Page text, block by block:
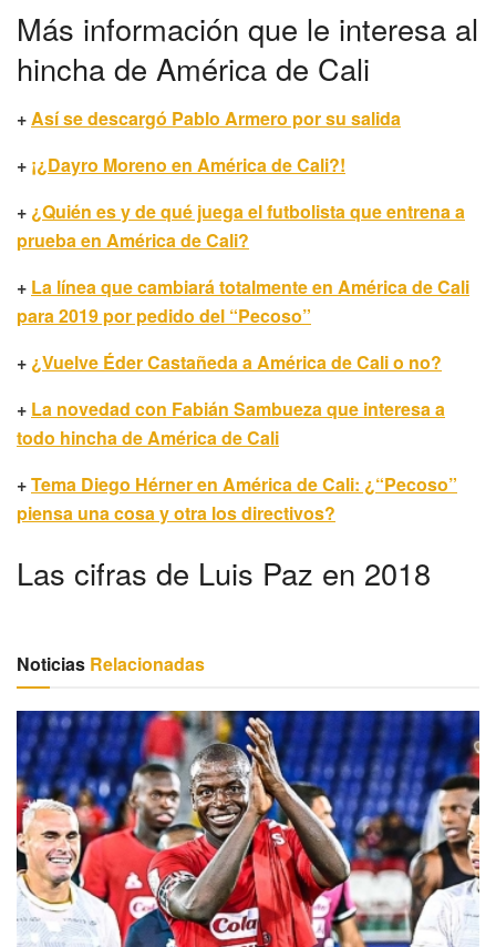
Más información que le interesa al
hincha de América de Cali
+Así se descargó Pablo Armero por su salida
+ ¡¿Dayro Moreno en América de Cali?!
+ ¿Quién es y de qué juega el futbolista que entrena a
prueba en América de Cali?
+ La línea que cambiará totalmente en América de Cali
para 2019 por pedido del “Pecoso”
+ ¿Vuelve Éder Castañeda a América de Cali o no?
+ La novedad con Fabián Sambueza que interesa a
todo hincha de América de Cali
+Tema Diego Hérner en América de Cali: ¿“Pecoso”
piensa una cosa y otra los directivos?
Las cifras de Luis Paz en 2018
Noticias Relacionadas